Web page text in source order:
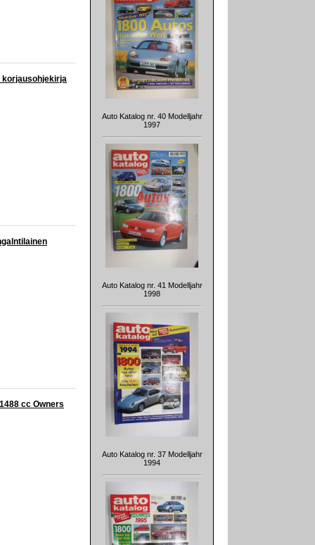
korjausohjekirja
cc Owners
Auto Katalog nr. 40 Modelljahr
1997
Auto Katalog nr. 41 Modelljahr
1998
Auto Katalog nr. 37 Modelljahr
1994